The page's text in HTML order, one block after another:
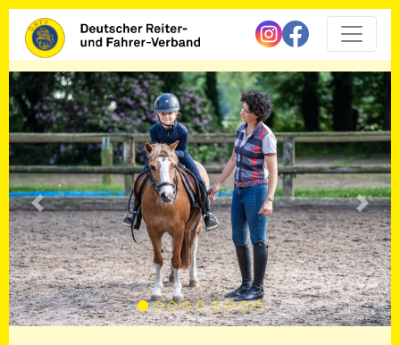
Vorherige